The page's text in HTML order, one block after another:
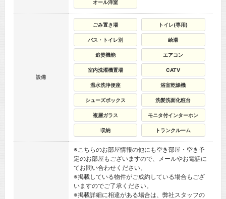
オール洋室
設備
ごみ置き場 トイレ(専用)
バス・トイレ別 給湯
追焚機能 エアコン
室内洗濯機置場 CATV
温水洗浄便座 浴室乾燥機
シューズボックス 洗髪洗面化粧台
複層ガラス モニタ付インターホン
収納 トランクルーム
※こちらのお部屋情報の他にも空き部屋・空き予
定のお部屋もございますので、メールやお電話に
てお問い合わせください。
※掲載している物件がご成約している場合もござ
いますのでご了承ください。
※掲載詳細に相違がある場合は、弊社スタッフの